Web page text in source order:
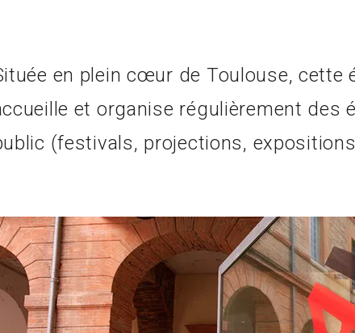
en plein cœur de Toulouse, cette
et organise régulièrement des
(festivals, projections,